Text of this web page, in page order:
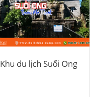
Khu du lịch Suối Ong